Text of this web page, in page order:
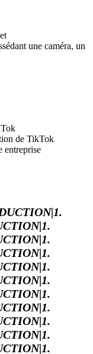
une caméra, un
de TikTok
entreprise